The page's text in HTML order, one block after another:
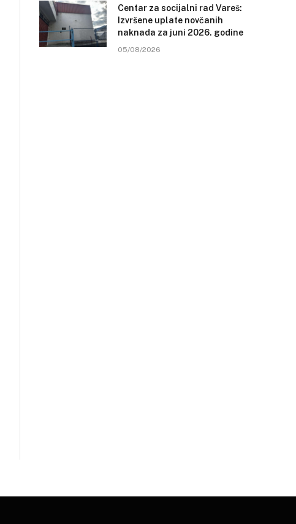
Centar za socijalni rad Vareš:
Izvršene uplate novčanih
naknada za juni 2026. godine
05/08/2026